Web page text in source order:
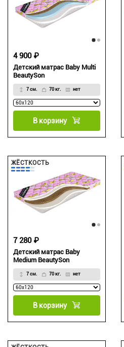
Детский матрас Baby Multi
BeautySon
7 см. 70 кг. нет
4 900 ₽
В корзину
ЖЁСТКОСТЬ
Детский матрас Baby
Medium BeautySon
7 см. 70 кг. нет
7 280 ₽
В корзину